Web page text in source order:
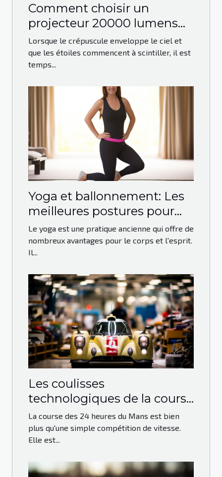
Comment choisir un
projecteur 20000 lumens
pour vos événements en
plein air
Lorsque le crépuscule enveloppe le ciel et
que les étoiles commencent à scintiller, il est
temps...
Yoga et ballonnement: Les
meilleures postures pour
soulager le ventre gonflé
Le yoga est une pratique ancienne qui offre de
nombreux avantages pour le corps et l'esprit.
Il...
Les coulisses
technologiques de la course
des 24 heures du Mans
La course des 24 heures du Mans est bien
plus qu'une simple compétition de vitesse.
Elle est...